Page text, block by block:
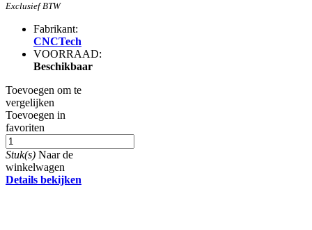
Exclusief BTW
Fabrikant:
CNCTech
VOORRAAD:
Beschikbaar
Toevoegen om te
vergelijken
Toevoegen in
favoriten
Stuk(s) Naar de
winkelwagen
Details bekijken